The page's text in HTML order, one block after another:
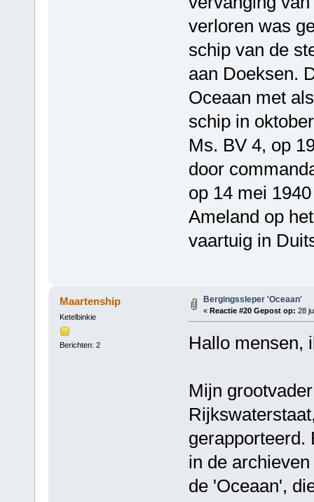
verloren was
schip van de
aan Doeksen.
Oceaan met
schip in
Ms. BV 4, op
door
op 14 mei
Ameland op
vaartuig in
Maartenship
Ketelbinkie
Berichten: 2
Bergingssleper 'Oceaan'
« Reactie #20 Gepost op: 28
Hallo mensen,
Mijn
gerapporteerd.
in de
de 'Oceaan',